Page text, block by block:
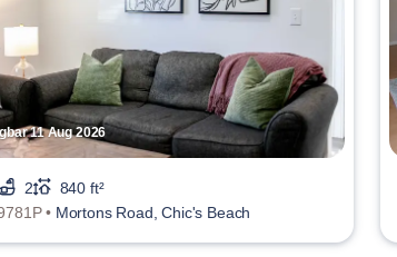
11 Aug 2026
2
840 ft²
• Mortons Road, Chic's Beach